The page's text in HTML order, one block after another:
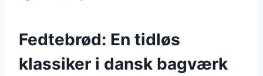
Fedtebrød: En tidløs
klassiker i dansk bagværk